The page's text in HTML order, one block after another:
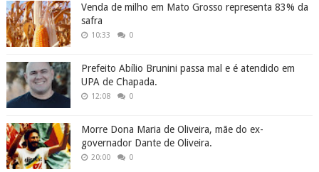
Venda de milho em Mato Grosso representa 83% da
safra
10:33 0
Prefeito Abílio Brunini passa mal e é atendido em
UPA de Chapada.
12:08 0
Morre Dona Maria de Oliveira, mãe do ex-
governador Dante de Oliveira.
20:00 0